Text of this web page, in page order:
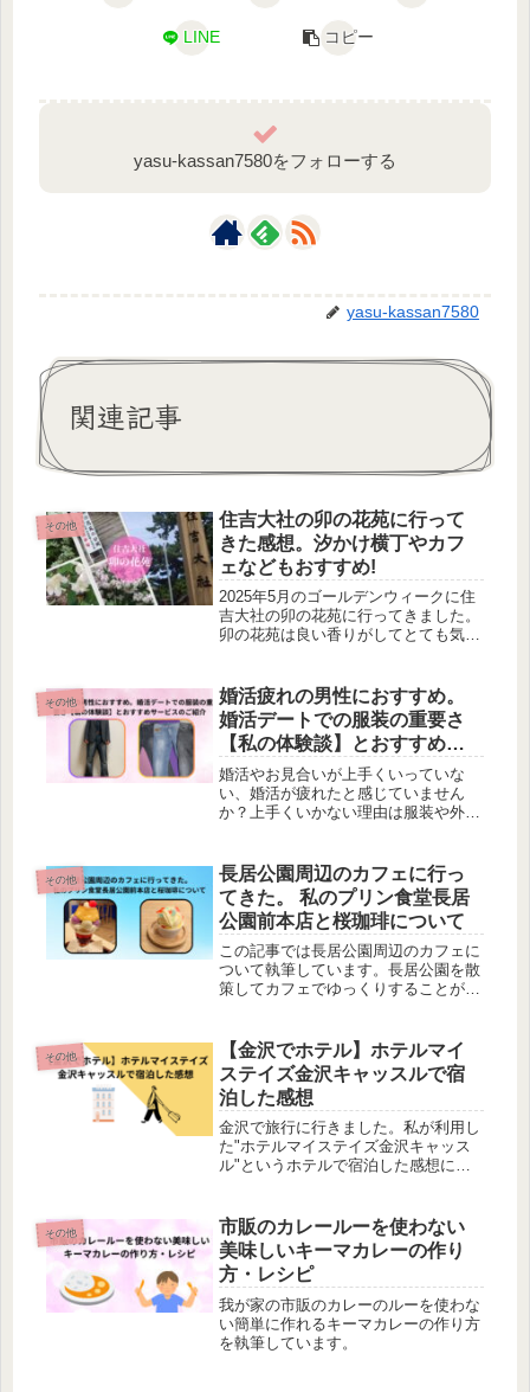
LINE コピー
yasu-kassan7580をフォローする
yasu-kassan7580
関連記事
その他
住吉大社の卯の花苑に行って
きた感想。汐かけ横丁やカフ
ェなどもおすすめ!
2025年5月のゴールデンウィークに住
吉大社の卯の花苑に行ってきました。
卯の花苑は良い香りがしてとても気持
す。卯の花苑は5月31日までなので、
天気が良い日に行ってみてはいかがで
しょうか。
その他
婚活疲れの男性におすすめ。
婚活デートでの服装の重要さ
【私の体験談】とおすすめサ
ービスのご紹介
婚活やお見合いが上手くいっていな
い、婚活が疲れたと感じていません
か？上手くいかない理由は服装や外見
信のない方は必見、おすすめサービス
を掲載しています。
その他
長居公園周辺のカフェに行っ
てきた。 私のプリン食堂長居
公園前本店と桜珈琲について
この記事では長居公園周辺のカフェに
ついて執筆しています。長居公園を散
策してカフェでゆっくりすることがと
その他
【金沢でホテル】ホテルマイ
ステイズ金沢キャッスルで宿
泊した感想
金沢で旅行に行きました。私が利用し
た"ホテルマイステイズ金沢キャッス
ル"というホテルで宿泊した感想につ
その他
市販のカレールーを使わない
美味しいキーマカレーの作り
方・レシピ
我が家の市販のカレーのルーを使わな
い簡単に作れるキーマカレーの作り方
を執筆しています。